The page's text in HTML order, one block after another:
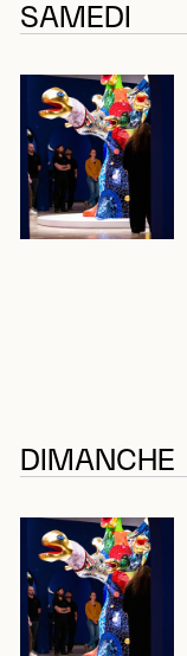
533 résultats
SAMEDI
DIMANCHE